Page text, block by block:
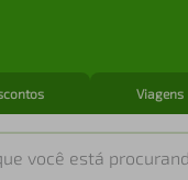
Viagens
você está procurando?